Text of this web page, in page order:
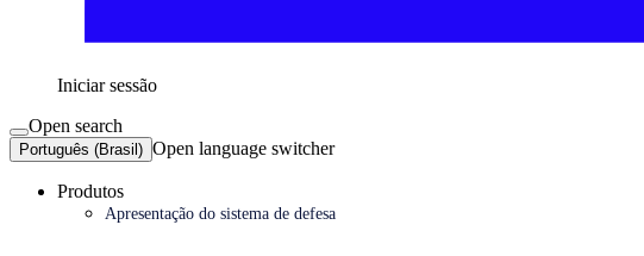
Iniciar sessão
Open search
Português (Brasil) Open language switcher
Produtos
Apresentação do sistema de defesa